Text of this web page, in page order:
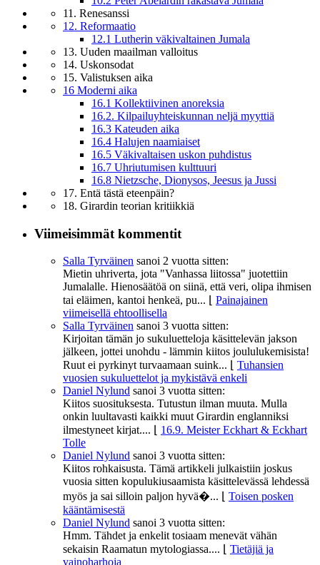
11. Renesanssi
12. Reformaatio
12.1 Lutherin väkivaltainen Jumala
13. Uuden maailman valloitus
14. Uskonsodat
15. Valistuksen aika
16 Moderni aika
16.1 Kollektiivinen anoreksia
16.2. Kilpailuyhteiskunnan neljä myyttiä
16.3 Kateuden aika
16.4 Halujen naamiaiset
16.5 Väkivaltaisen uskon puhdistus
16.7 Uhriutumisen kulttuuri
16.8 Nietzsche, Dionysos, Jeesus ja Jussi
17. Entä tästä eteenpäin?
18. Girardin teorian kritiikkiä
Viimeisimmät kommentit
Salla Tyrväinen sanoi 2 vuotta sitten:
Mietin uhriverta, jota "Vanhassa liitossa" juotettiin
Jumalalle. Hienosäätöä on siinä, että veri, olipa ihmisen
tai eläimen, kantoi henkeä, pu...
Painajainen
viimeisellä ehtoollisella
Salla Tyrväinen sanoi 3 vuotta sitten:
Kirjoitan tämän jo sukuluetteloja käsittelevän jakson
jälkeen, jottei unohdu - lämmin kiitos joululukemisista!
Ruut ei pyrkinyt turvaamaan suink...
Tuhansien
vuosien sukuluettelot ja mykistävä enkeli
Daniel Nylund sanoi 3 vuotta sitten:
Kiitos suosituksesta. Tutustun ilman muuta. Mulla
onkin luultavasti kaikki muut Girardin englanniksi
ilmestyneet kirjat....
16.9. Meister Eckhart & Eckhart
Tolle
Daniel Nylund sanoi 3 vuotta sitten:
Kiitos rohkaisusta. Tämä artikkeli julkaistiin joskus
vuosia sitten kopulukiusaamista käsittelevässä lehdessä
myös ja sai silloin paljon hyvä�...
Toisen posken
kääntämisestä
Daniel Nylund sanoi 3 vuotta sitten:
Hmm. Tähdet ja enkelit tosiaam menevät vähän
sekaisin Raamatun mytologiassa....
Tietäjiä ja
vainoharhoja